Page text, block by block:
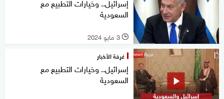
السعودية
l 3 مايو 2024
غرفة الأخبار
إسرائيل.. وخيارات التطبيع مع
السعودية